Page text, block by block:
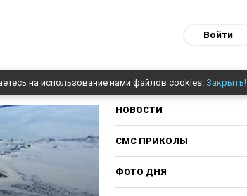
Войти
на использование нами файлов cookies. Закрыть!
НОВОСТИ
СМС ПРИКОЛЫ
ФОТО ДНЯ